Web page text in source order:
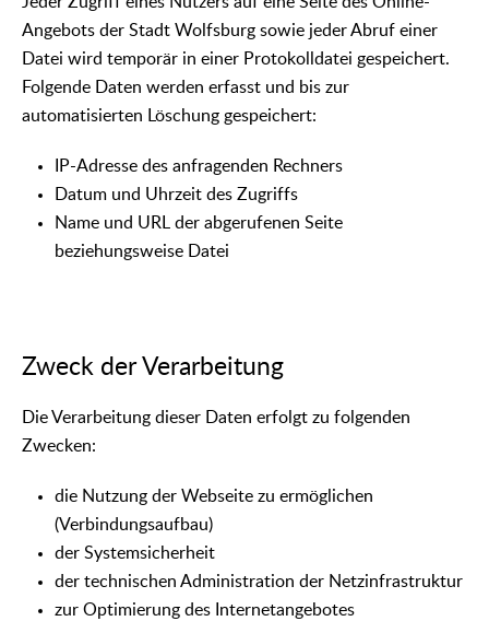
Angebots der Stadt Wolfsburg sowie jeder Abruf einer
Datei wird temporär in einer Protokolldatei gespeichert.
Folgende Daten werden erfasst und bis zur
automatisierten Löschung gespeichert:
IP-Adresse des anfragenden Rechners
Datum und Uhrzeit des Zugriffs
Name und URL der abgerufenen Seite
beziehungsweise Datei
Zweck der Verarbeitung
Die Verarbeitung dieser Daten erfolgt zu folgenden
Zwecken:
die Nutzung der Webseite zu ermöglichen
(Verbindungsaufbau)
der Systemsicherheit
der technischen Administration der Netzinfrastruktur
zur Optimierung des Internetangebotes